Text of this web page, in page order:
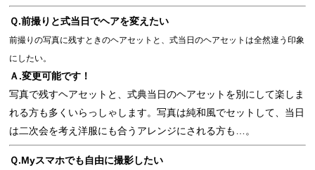
Ｑ.前撮りと式当日でヘアを変えたい
前撮りの写真に残すときのヘアセットと、式当日のヘアセットは全然違う印象
にしたい。
Ａ.変更可能です！
写真で残すヘアセットと、式典当日のヘアセットを別にして楽しま
れる方も多くいらっしゃします。写真は純和風でセットして、当日
は二次会を考え洋服にも合うアレンジにされる方も…。
Ｑ.Myスマホでも自由に撮影したい